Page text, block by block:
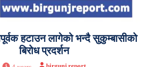
हटाउन लागेको भन्दै सुकुम्बासीको
बिरोध प्रदर्शन